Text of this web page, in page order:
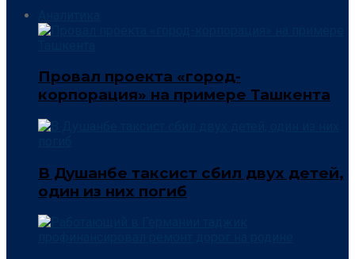
Провал проекта «город-
корпорация» на примере Ташкента
В Душанбе таксист сбил двух детей,
один из них погиб